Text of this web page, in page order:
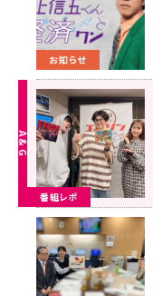
お知らせ
番組レポ